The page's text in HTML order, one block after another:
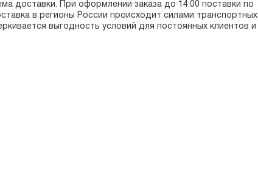
доставки. При оформлении заказа до 14:00 поставки по
в регионы России происходит силами транспортных
выгодность условий для постоянных клиентов и